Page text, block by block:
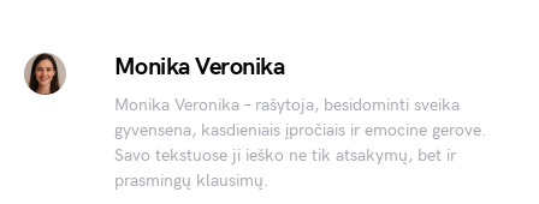
Monika Veronika
Monika Veronika – rašytoja, besidominti sveika
gyvensena, kasdieniais įpročiais ir emocine gerove.
Savo tekstuose ji ieško ne tik atsakymų, bet ir
prasmingų klausimų.